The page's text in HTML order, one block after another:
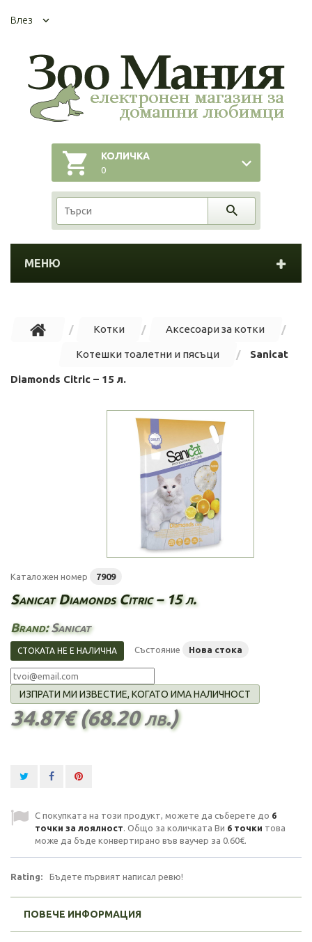
Влез
КОЛИЧКА
0
МЕНЮ
Котки Аксесоари за котки
Котешки тоалетни и пясъци Sanicat
Diamonds Citric – 15 л.
Каталожен номер 7909
Sanicat Diamonds Citric – 15 л.
Brand:Sanicat
СТОКАТА НЕ Е НАЛИЧНА Състояние Нова стока
ИЗПРАТИ МИ ИЗВЕСТИЕ, КОГАТО ИМА НАЛИЧНОСТ
34.87€ (68.20 лв.)
С покупката на този продукт, можете да съберете до 6
точки за лоялност. Общо за количката Ви 6 точки това
може да бъде конвертирано във ваучер за 0.60€.
Rating: Бъдете първият написал ревю!
ПОВЕЧЕ ИНФОРМАЦИЯ